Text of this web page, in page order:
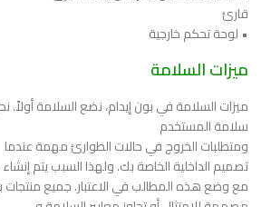
قارئ
• لوحة تحكم خارجية
ميزات السلامة
ميزات السلامة في بون إيدام، نضع السلامة أولاً.
سلامة المستخدم
ومتطلبات الخروج في حالات الطوارئ مهمة عندما
تصميم الداخلية الخاصة بك. ولهذا السبب يتم إنشاء
مع وضع هذه المطالب في الاعتبار. جميع منتجات